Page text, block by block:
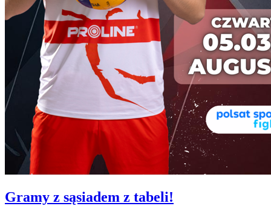
Gramy z sąsiadem z tabeli!